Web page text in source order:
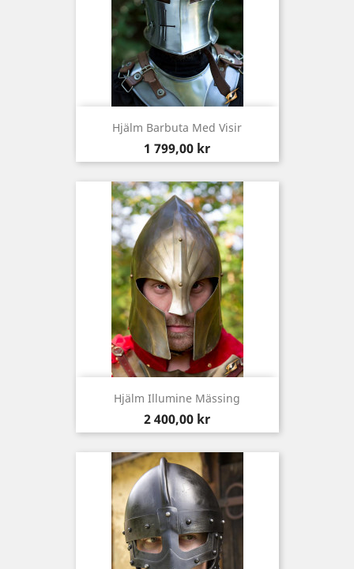
Hjälm Barbuta Med Visir
Pris
1 799,00 kr
Hjälm Illumine Mässing
Pris
2 400,00 kr